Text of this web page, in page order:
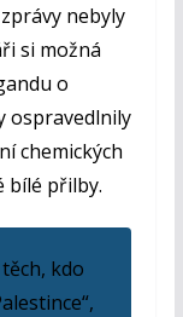
nebyly
si možná
o
ospravedlnily
chemických
bílé přilby.
kdo